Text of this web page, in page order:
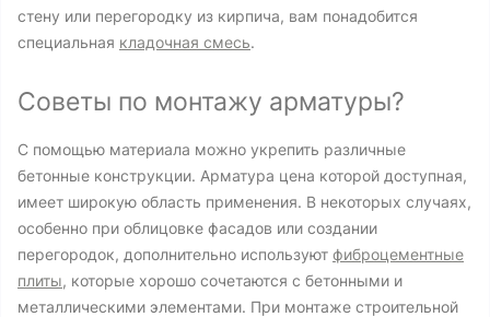
стену или перегородку из кирпича, вам понадобится
специальная кладочная смесь.
Советы по монтажу арматуры?
С помощью материала можно укрепить различные
бетонные конструкции. Арматура цена которой доступная,
имеет широкую область применения. В некоторых случаях,
особенно при облицовке фасадов или создании
перегородок, дополнительно используют фиброцементные
плиты, которые хорошо сочетаются с бетонными и
металлическими элементами. При монтаже строительной